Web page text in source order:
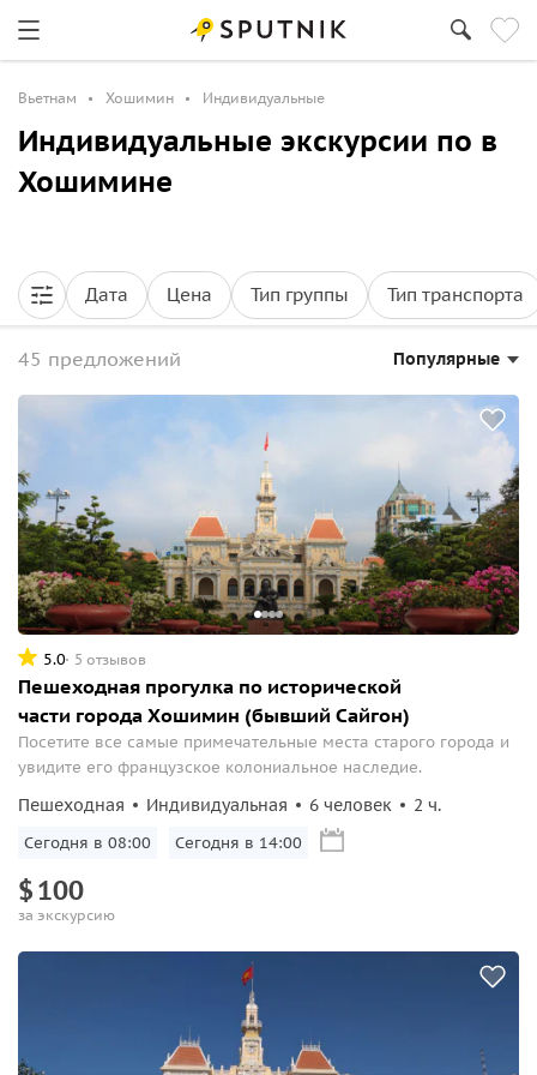
Вьетнам Хошимин Индивидуальные
Индивидуальные экскурсии по в
Хошимине
Дата Цена Тип группы Тип транспорта
45 предложений Популярные
5.0 5 отзывов
Пешеходная прогулка по исторической
части города Хошимин (бывший Сайгон)
Посетите все самые примечательные места старого города и
увидите его французское колониальное наследие.
Пешеходная Индивидуальная 6 человек 2 ч.
Сегодня в 08:00 Сегодня в 14:00
$100
за экскурсию